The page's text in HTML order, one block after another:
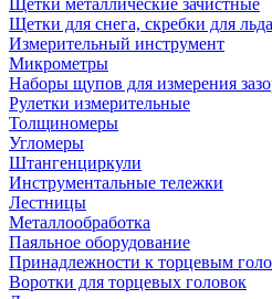
Щетки металлические зачистные
Щетки для снега, скребки для
Измерительный инструмент
Микрометры
Наборы щупов для измерения
Рулетки измерительные
Толщиномеры
Угломеры
Штангенциркули
Инструментальные тележки
Лестницы
Металлообработка
Паяльное оборудование
Принадлежности к торцевым
Воротки для торцевых головок